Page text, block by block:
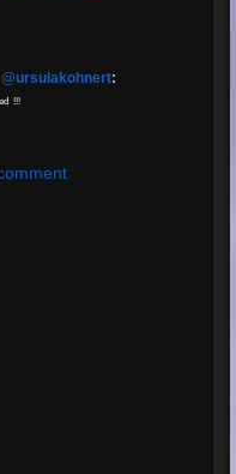
@ursulakohnert:
!!!